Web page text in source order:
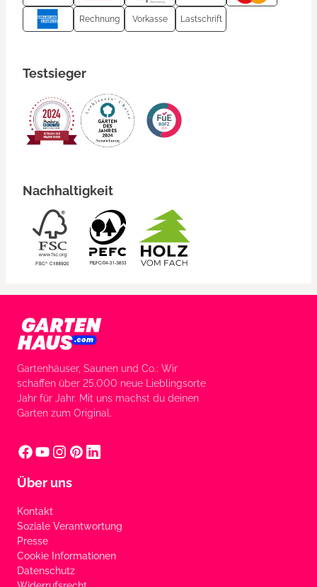
Rechnung Vorkasse Lastschrift
Testsieger
Nachhaltigkeit
Gartenhäuser, Saunen und Co.: Wir
schaffen über 25.000 neue Lieblingsorte
Jahr für Jahr. Mit uns machst du deinen
Garten zum Original.
Über uns
Kontakt
Soziale Verantwortung
Presse
Cookie Informationen
Datenschutz